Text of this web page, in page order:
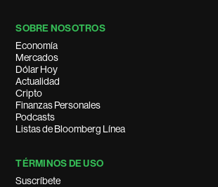
SOBRE NOSOTROS
Economía
Mercados
Dólar Hoy
Actualidad
Cripto
Finanzas Personales
Podcasts
Listas de Bloomberg Línea
TÉRMINOS DE USO
Suscríbete